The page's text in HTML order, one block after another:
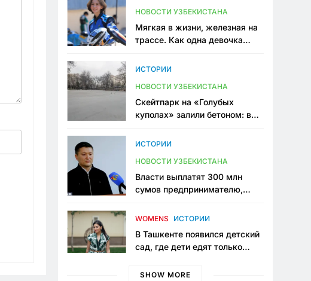
НОВОСТИ УЗБЕКИСТАНА
Мягкая в жизни, железная на
трассе. Как одна девочка
Узбекистане
ИСТОРИИ
НОВОСТИ УЗБЕКИСТАНА
Скейтпарк на «Голубых
куполах» залили бетоном: в
одно общественное
ИСТОРИИ
НОВОСТИ УЗБЕКИСТАНА
Власти выплатят 300 млн
сумов предпринимателю,
тюрьме по незаконному
WOMENS ИСТОРИИ
В Ташкенте появился детский
сад, где дети едят только
мама, которая устала просить
SHOW MORE